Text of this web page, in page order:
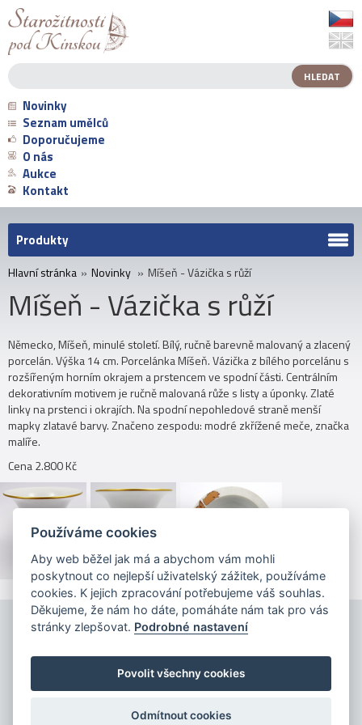
Novinky
Seznam umělců
Doporučujeme
O nás
Aukce
Kontakt
Produkty
Hlavní stránka » Novinky » Míšeň - Vázička s růží
Míšeň - Vázička s růží
Německo, Míšeň, minulé století. Bílý, ručně barevně malovaný a zlacený
porcelán. Výška 14 cm. Porcelánka Míšeň. Vázička z bílého porcelánu s
rozšířeným horním okrajem a prstencem ve spodní části. Centrálním
dekorativním motivem je ručně malovaná růže s listy a úponky. Zlaté
linky na prstenci i okrajích. Na spodní nepohledové straně menší
mapky zlatavé barvy. Značeno zespodu: modré zkřížené meče, značka
malíře.
Cena 2.800 Kč
Používáme cookies
Aby web běžel jak má a abychom vám mohli
poskytnout co nejlepší uživatelský zážitek, používáme
cookies. K jejich zpracování potřebujeme váš souhlas.
Děkujeme, že nám ho dáte, pomáháte nám tak pro vás
stránky zlepšovat. Podrobné nastavení
Povolit všechny cookies
Odmítnout cookies